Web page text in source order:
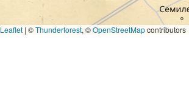
Leaflet | ©Thunderforest, ©OpenStreetMapcontributors